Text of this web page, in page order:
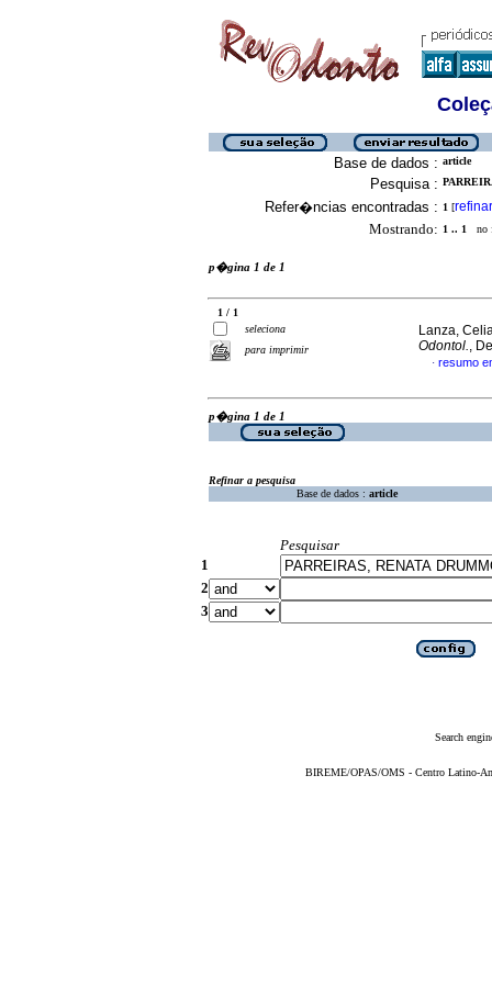
Base de dados : article
Pesquisa :
Refer�ncias encontradas : 1 [refinar
Mostrando: 1 .. 1 no
p�gina 1 de 1
1 / 1
seleciona
para imprimir
Lanza,
Odontol.,
· resumo
p�gina 1 de 1
Refinar a pesquisa
Base de dados : article
Pesquisar
1
2
3
Search
BIREME/OPAS/OMS - Centro Latino-